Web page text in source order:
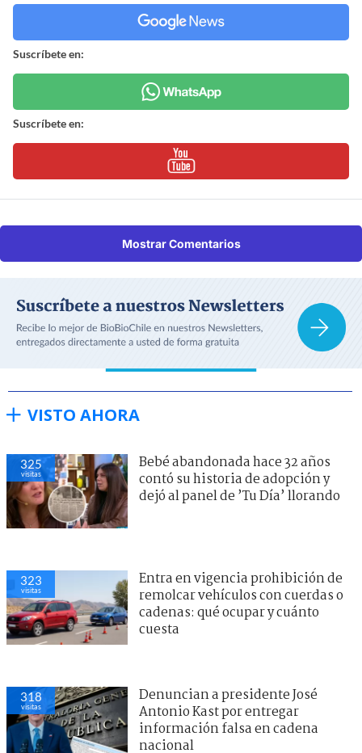
Suscríbete en:
Suscríbete en:
Mostrar Comentarios
VISTO AHORA
325
visitas
Bebé abandonada hace 32 años
contó su historia de adopción y
dejó al panel de ’Tu Día’ llorando
323
visitas
Entra en vigencia prohibición de
remolcar vehículos con cuerdas o
cadenas: qué ocupar y cuánto
cuesta
318
visitas
Denuncian a presidente José
Antonio Kast por entregar
información falsa en cadena
nacional